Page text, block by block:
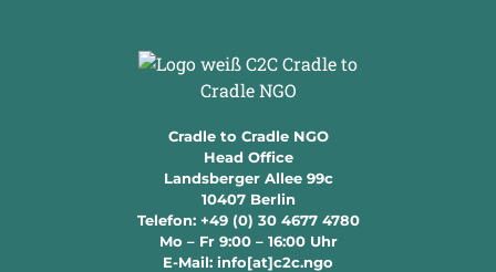
Cradle to Cradle NGO
Head Office
Landsberger Allee 99c
10407 Berlin
Telefon: +49 (0) 30 4677 4780
Mo – Fr 9:00 – 16:00 Uhr
E-Mail: info[at]c2c.ngo